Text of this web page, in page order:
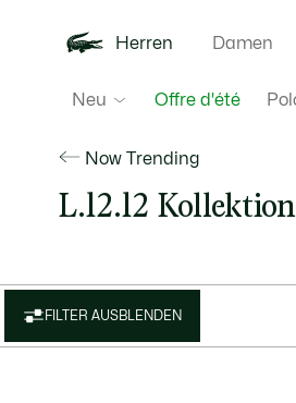
Herren
Neu Offre d'été
Damen
Now Trending
L.12.12 Kollektion
FILTER AUSBLENDEN